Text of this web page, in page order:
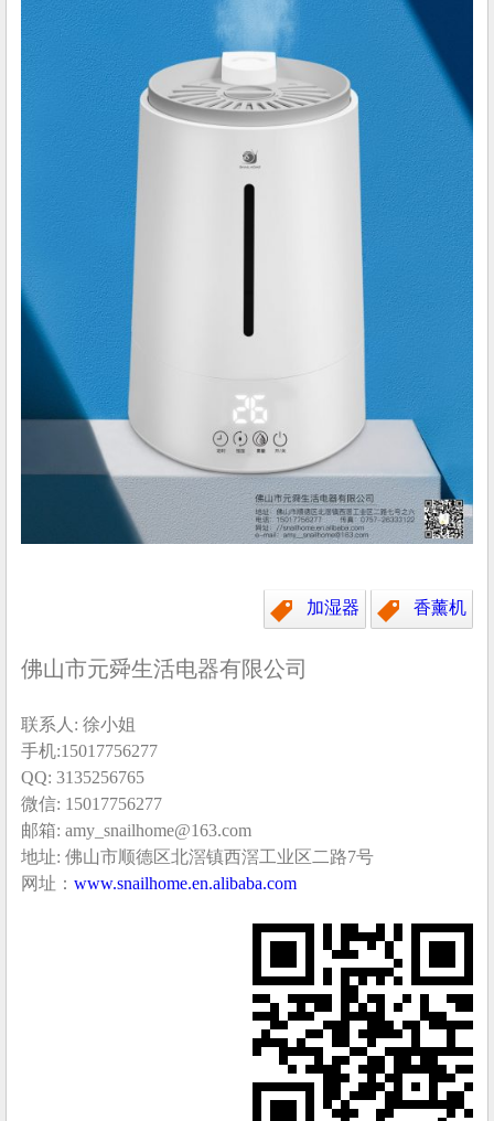
加湿器 香薰机
佛山市元舜生活电器有限公司
联系人: 徐小姐
手机:15017756277
QQ: 3135256765
微信: 15017756277
邮箱: amy_snailhome@163.com
地址: 佛山市顺德区北滘镇西滘工业区二路7号
网址：www.snailhome.en.alibaba.com